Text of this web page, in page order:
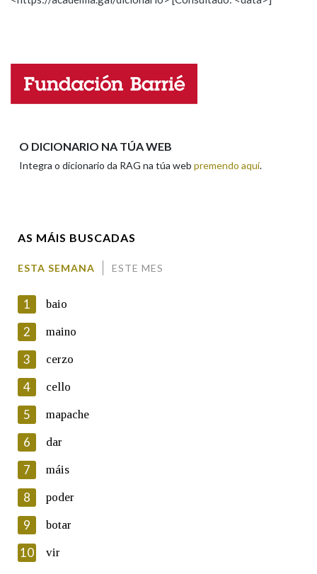
LIMPAR
Propoño mellorar a definición
Nome
En cumprimento da normativa vixente en materia de
Protección de Datos de Carácter Persoal, a Real Academia
Galega informa a aqueles usuarios que faciliten o seu correo
electrónico, así como calquera outra información de carácter
persoal, que estes datos serán obxecto de tratamento
automatizado de carácter confidencial e incorporados aos seus
ficheiros informáticos. Así mesmo, os usuarios poderán exercer o
seu dereito de acceso, rectificación, oposición e cancelación dos
seus datos poñéndose en contacto connosco.
Lin e acepto as condicións da política de
Introduce o código que aparece na imaxe:
O DICIONARIO NA TÚA WEB
Integra o dicionario da RAG na túa web premendo aquí.
AS MÁIS BUSCADAS
ESTA SEMANA ESTE MES
1 baio
2 maino
3 cerzo
4 cello
5 mapache
6 dar
7 máis
8 poder
9 botar
10 vir